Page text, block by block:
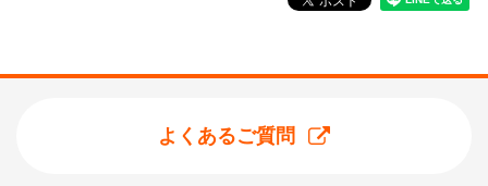
よくあるご質問